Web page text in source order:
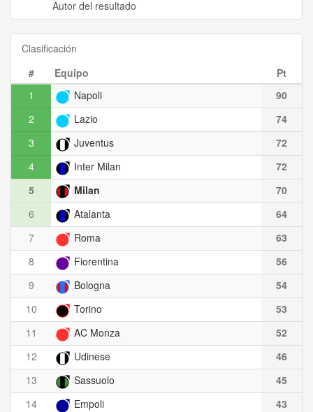
Autor del resultado
Clasificación
#
Equipo
Pt
1
Napoli
90
2
Lazio
74
3
Juventus
72
4
Inter Milan
72
5
Milan
70
6
Atalanta
64
7
Roma
63
8
Fiorentina
56
9
Bologna
54
10
Torino
53
11
AC Monza
52
12
Udinese
46
13
Sassuolo
45
14
Empoli
43